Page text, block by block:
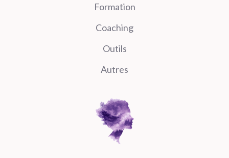
Formation
Coaching
Outils
Autres